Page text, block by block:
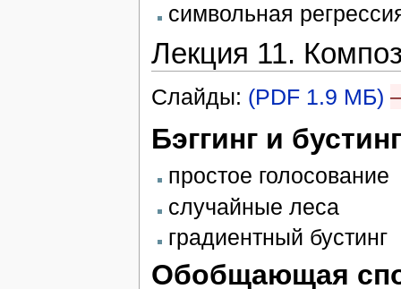
символьная
Лекция 11.
Слайды: (PDF 1.9 МБ)
Бэггинг и бустинг
простое голосование
случайные леса
градиентный бустинг
Обобщающая